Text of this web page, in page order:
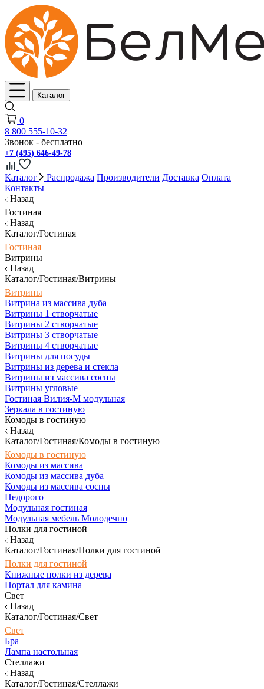
Каталог
0
8 800 555-10-32
Звонок - бесплатно
+7 (495) 646-49-78
Каталог Распродажа Производители Доставка Оплата
Контакты
Назад
Гостиная
Назад
Каталог/Гостиная
Гостиная
Витрины
Назад
Каталог/Гостиная/Витрины
Витрины
Витрина из массива дуба
Витрины 1 створчатые
Витрины 2 створчатые
Витрины 3 створчатые
Витрины 4 створчатые
Витрины для посуды
Витрины из дерева и стекла
Витрины из массива сосны
Витрины угловые
Гостиная Вилия-М модульная
Зеркала в гостиную
Комоды в гостиную
Назад
Каталог/Гостиная/Комоды в гостиную
Комоды в гостиную
Комоды из массива
Комоды из массива дуба
Комоды из массива сосны
Недорого
Модульная гостиная
Модульная мебель Молодечно
Полки для гостиной
Назад
Каталог/Гостиная/Полки для гостиной
Полки для гостиной
Книжные полки из дерева
Портал для камина
Свет
Назад
Каталог/Гостиная/Свет
Свет
Бра
Лампа настольная
Стеллажи
Назад
Каталог/Гостиная/Стеллажи